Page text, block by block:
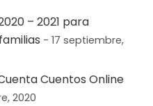
– 2021 para
- 17 septiembre,
Cuentos Online
2020